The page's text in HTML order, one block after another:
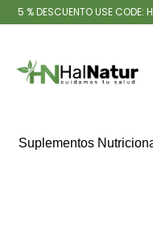
5 % DESCUENTO USE CODE:
Suplementos